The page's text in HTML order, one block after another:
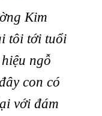
Kim
tôi tới tuổi
ngỗ
con có
với đám